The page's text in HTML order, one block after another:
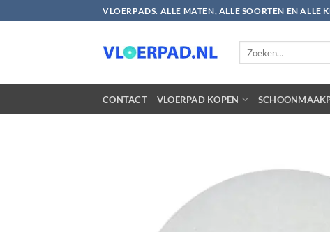
naar
VLOERPADS. ALLE MATEN, ALLE SOORTEN EN ALLE
CONTACT VLOERPAD KOPEN